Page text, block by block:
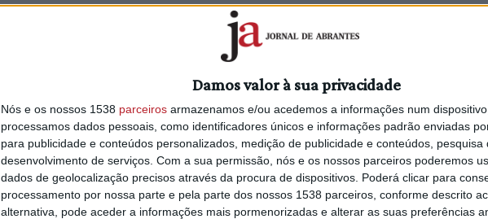
Damos valor à sua privacidade
Nós e os nossos 1538 parceiros armazenamos e/ou acedemos a informações num
processamos dados pessoais, como identificadores únicos e informações padrão enviadas
para publicidade e conteúdos personalizados, medição de publicidade e conteúdos, pesquisa
desenvolvimento de serviços. Com a sua permissão, nós e os nossos parceiros poderemos
dados de geolocalização precisos através da procura de dispositivos. Poderá clicar para
processamento por nossa parte e pela parte dos nossos 1538 parceiros, conforme descrito
alternativa, pode aceder a informações mais pormenorizadas e alterar as suas preferências